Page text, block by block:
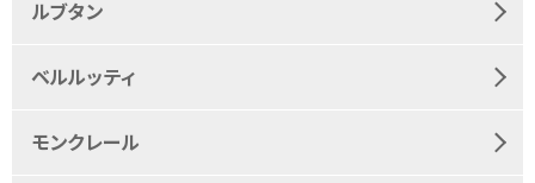
ルブタン
ベルルッティ
モンクレール